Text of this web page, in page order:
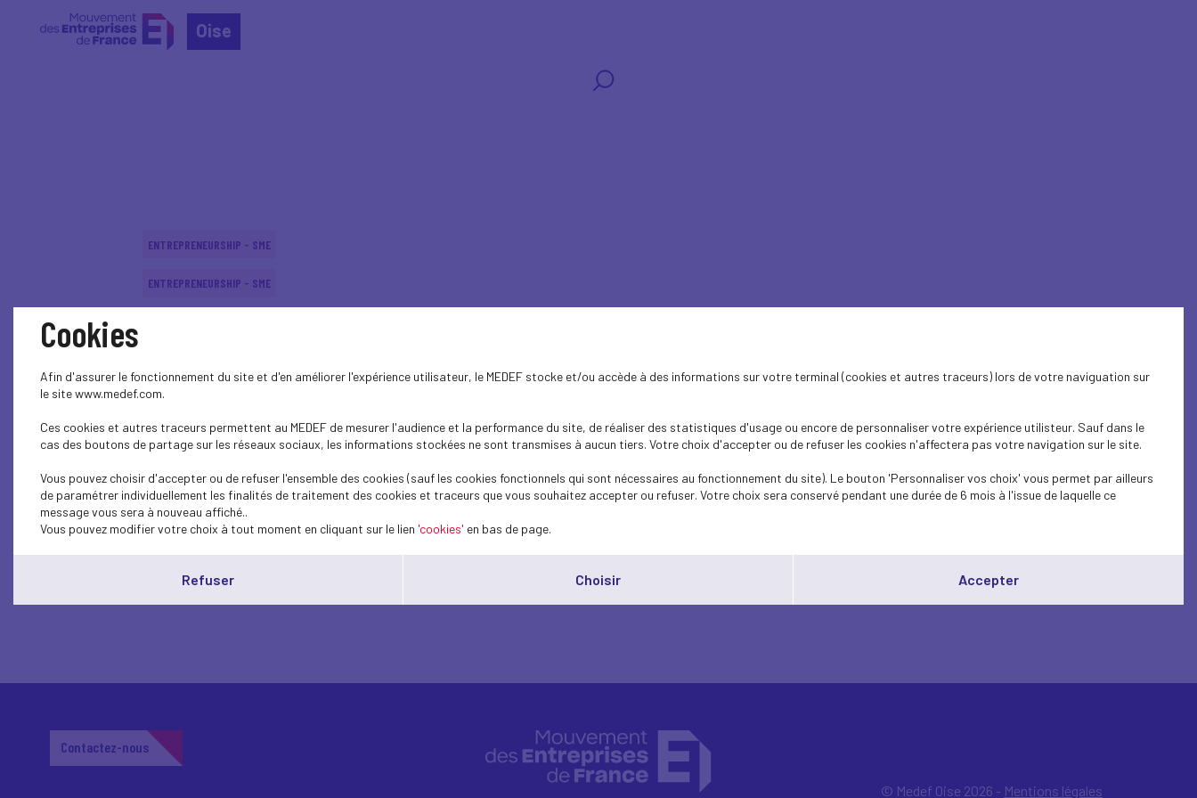
Oise
ENTREPRENEURSHIP - SME
ENTREPRENEURSHIP - SME
ENTREPRENEURSHIP - SME
Atelier : Entrepreneurs, levez les freins
Rencontre EuroPP : le financement des ETI et grandes PME
Contactez-nous
© Medef Oise 2026 - Mentions légales
Cookies
Afin d'assurer le fonctionnement du site et d'en améliorer l'expérience utilisateur, le MEDEF stocke et/ou accède à des informations sur votre terminal (cookies et autres traceurs) lors de votre naviguation sur
le site www.medef.com.
Ces cookies et autres traceurs permettent au MEDEF de mesurer l'audience et la performance du site, de réaliser des statistiques d'usage ou encore de personnaliser votre expérience utilisteur. Sauf dans le
cas des boutons de partage sur les réseaux sociaux, les informations stockées ne sont transmises à aucun tiers. Votre choix d'accepter ou de refuser les cookies n'affectera pas votre navigation sur le site.
Vous pouvez choisir d'accepter ou de refuser l'ensemble des cookies (sauf les cookies fonctionnels qui sont nécessaires au fonctionnement du site). Le bouton 'Personnaliser vos choix' vous permet par ailleurs
de paramétrer individuellement les finalités de traitement des cookies et traceurs que vous souhaitez accepter ou refuser. Votre choix sera conservé pendant une durée de 6 mois à l'issue de laquelle ce
message vous sera à nouveau affiché..
Vous pouvez modifier votre choix à tout moment en cliquant sur le lien 'cookies' en bas de page.
Refuser Choisir Accepter